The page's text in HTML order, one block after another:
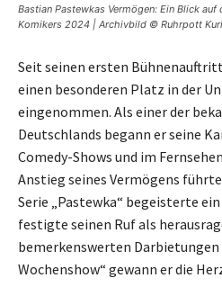
Bastian Pastewkas Vermögen: Ein Blick
Komikers 2024 | Archivbild © Ruhrpott
Seit seinen ersten
einen besonderen Platz in der
eingenommen. Als einer der
Deutschlands begann er seine
Comedy-Shows und im
Anstieg seines Vermögens
Serie „Pastewka“ begeisterte
festigte seinen Ruf als
bemerkenswerten Darbietungen
Wochenshow“ gewann er die